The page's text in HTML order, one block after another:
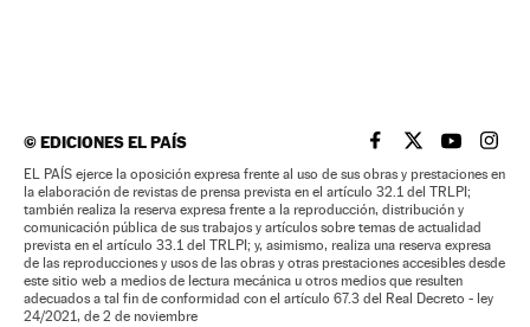
©EDICIONES EL PAÍS EL PAÍS BRASIL EN
EL PAÍSEL PAÍS
EL
EL PAÍS ejerce la oposición expresa frente al uso de sus obras y prestaciones en
la elaboración de revistas de prensa prevista en el artículo 32.1 del TRLPI;
también realiza la reserva expresa frente a la reproducción, distribución y
comunicación pública de sus trabajos y artículos sobre temas de actualidad
prevista en el artículo 33.1 del TRLPI; y, asimismo, realiza una reserva expresa
de las reproducciones y usos de las obras y otras prestaciones accesibles desde
este sitio web a medios de lectura mecánica u otros medios que resulten
adecuados a tal fin de conformidad con el artículo 67.3 del Real Decreto - ley
24/2021, de 2 de noviembre